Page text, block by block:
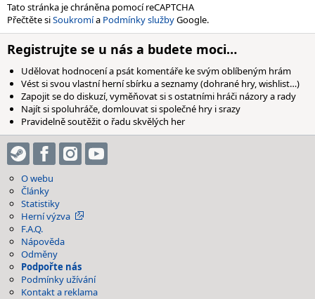
Tato stránka je chráněna pomocí reCAPTCHA
Přečtěte siSoukromía Podmínky službyGoogle.
Registrujte se u nás a budete moci…
Udělovat hodnocení a psát komentáře ke svým oblíbeným hrám
Vést si svou vlastní herní sbírku a seznamy (dohrané hry, wishlist…)
Zapojit se do diskuzí, vyměňovat si s ostatními hráči názory a rady
Najít si spoluhráče, domlouvat si společné hry i srazy
Pravidelně soutěžit o řadu skvělých her
O webu
Články
Statistiky
Herní výzva
F.A.Q.
Nápověda
Odměny
Podpořte nás
Podmínky užívání
Kontakt a reklama